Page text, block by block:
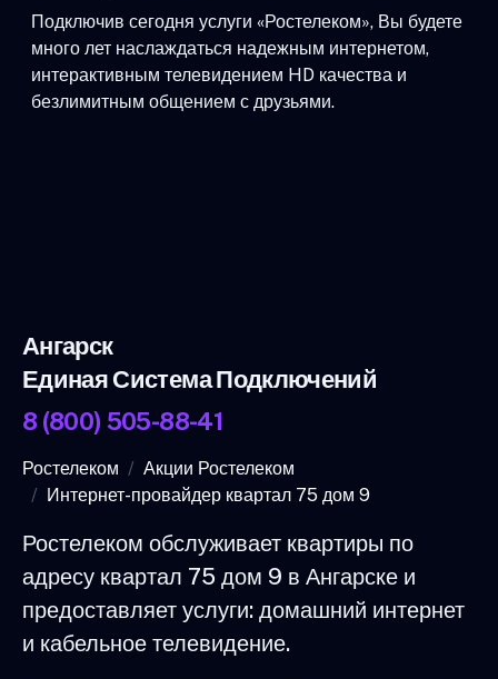
Подключив сегодня услуги «Ростелеком», Вы будете
много лет наслаждаться надежным интернетом,
интерактивным телевидением HD качества и
безлимитным общением с друзьями.
Ангарск
Единая Система Подключений
8 (800) 505-88-41
Ростелеком
Акции Ростелеком
Интернет-провайдер квартал 75 дом 9
Ростелеком обслуживает квартиры по
адресу квартал 75 дом 9 в Ангарске и
предоставляет услуги: домашний интернет
и кабельное телевидение.